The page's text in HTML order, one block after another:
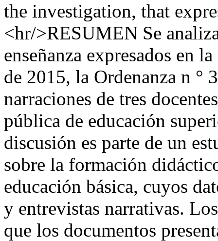
the investigation, that
<hr/>RESUMEN Se
enseñanza expresados ​​en
de 2015, la Ordenanza n °
narraciones de tres
pública de educación
discusión es parte de un
sobre la formación
educación básica, cuyos
y entrevistas narrativas.
que los documentos